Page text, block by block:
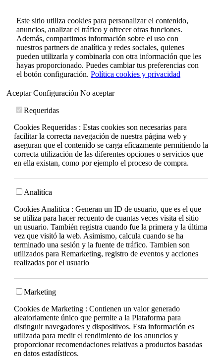
Este sitio utiliza cookies para personalizar el contenido,
anuncios, analizar el tráfico y ofrecer otras funciones.
Además, compartimos información sobre el uso con
nuestros partners de analítica y redes sociales, quienes
pueden utilizarla y combinarla con otra información que les
hayas proporcionado. Puedes cambiar tus preferencias con
el botón configuración. Política cookies y privacidad
AceptarConfiguración No aceptar
Requeridas
Cookies Requeridas : Estas cookies son necesarias para
facilitar la correcta navegación de nuestra página web y
aseguran que el contenido se carga eficazmente permitiendo la
correcta utilización de las diferentes opciones o servicios que
en ella existan, como por ejemplo el proceso de compra.
Analitíca
Cookies Analitíca : Generan un ID de usuario, que es el que
se utiliza para hacer recuento de cuantas veces visita el sitio
un usuario. También registra cuando fue la primera y la última
vez que visitó la web. Asimismo, calcula cuando se ha
terminado una sesión y la fuente de tráfico. Tambien son
utilizados para Remarketing, registro de eventos y acciones
realizadas por el usuario
Marketing
Cookies de Marketing : Contienen un valor generado
aleatoriamente único que permite a la Plataforma para
distinguir navegadores y dispositivos. Esta información es
utilizada para medir el rendimiento de los anuncios y
proporcionar recomendaciones relativas a productos basadas
en datos estadísticos.